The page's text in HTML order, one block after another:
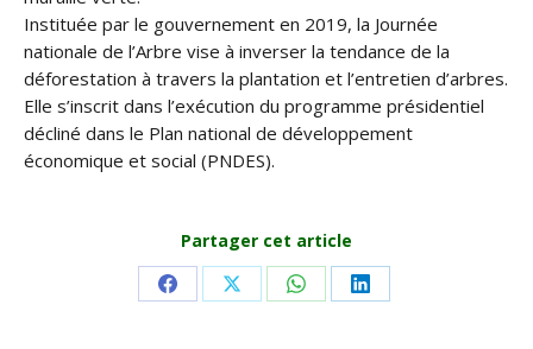
Instituée par le gouvernement en 2019, la Journée
nationale de l’Arbre vise à inverser la tendance de la
déforestation à travers la plantation et l’entretien d’arbres.
Elle s’inscrit dans l’exécution du programme présidentiel
décliné dans le Plan national de développement
économique et social (PNDES).
Partager cet article
Share Share Share Share